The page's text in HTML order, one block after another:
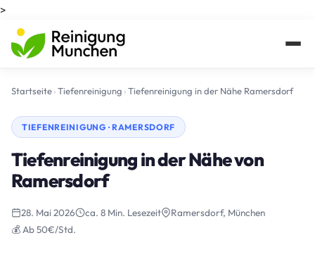
>
Startseite›Tiefenreinigung ›Tiefenreinigung in der Nähe Ramersdorf
TIEFENREINIGUNG · RAMERSDORF
Tiefenreinigung in der Nähe von
Ramersdorf
28. Mai 2026 ca. 8 Min. Lesezeit
Ramersdorf, München
💰 Ab 50€/Std.